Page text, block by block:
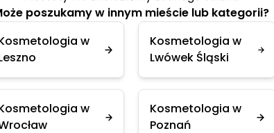
poszukamy w innym mieście lub kategorii?
w
Kosmetologia w
Lwówek Śląski
w
Kosmetologia w
Poznań